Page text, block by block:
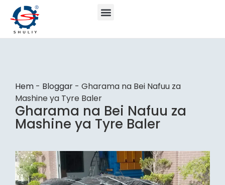
Hem - Bloggar - Gharama na Bei Nafuu za
Mashine ya Tyre Baler
Gharama na Bei Nafuu za
Mashine ya Tyre Baler